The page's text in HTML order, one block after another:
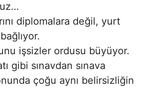
diplomalara değil, yurt
işsizler ordusu büyüyor.
gibi sınavdan sınava
çoğu aynı belirsizliğin